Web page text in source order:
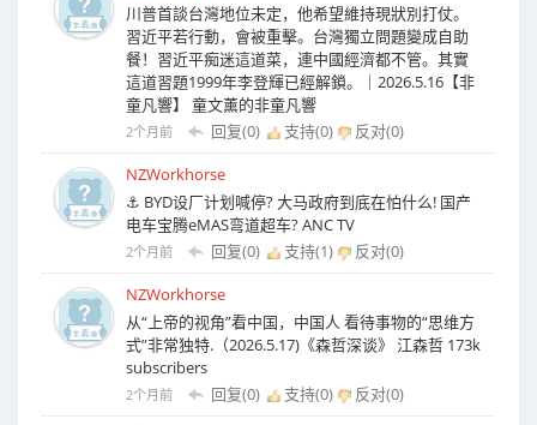
川普首談台灣地位未定，他希望維持現狀別打仗。
習近平若行動，會被重擊。台灣獨立問題變成自助
餐！習近平痴迷這道菜，連中國經濟都不管。其實
這道習題1999年李登輝已經解鎖。｜2026.5.16【非
童凡響】 童文薰的非童凡響
2个月前 回复(0) 支持(0) 反对(0)
NZWorkhorse
⚓ BYD设厂计划喊停? 大马政府到底在怕什么! 国产
电车宝腾eMAS弯道超车? ANC TV
2个月前 回复(0) 支持(1) 反对(0)
NZWorkhorse
从“上帝的视角”看中国，中国人 看待事物的“思维方
式”非常独特.（2026.5.17)《森哲深谈》 江森哲 173k
subscribers
2个月前 回复(0) 支持(0) 反对(0)